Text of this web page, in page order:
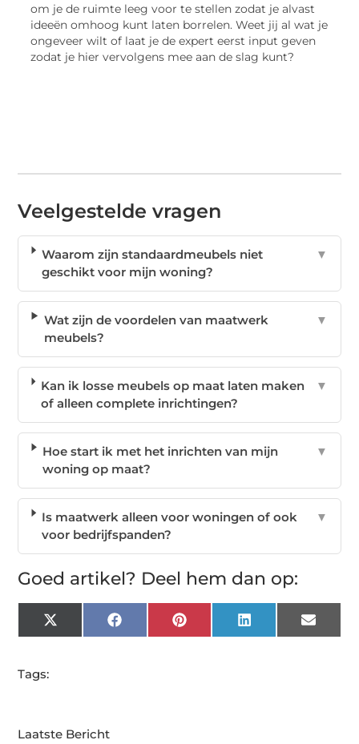
om je de ruimte leeg voor te stellen zodat je alvast
ideeën omhoog kunt laten borrelen. Weet jij al wat je
ongeveer wilt of laat je de expert eerst input geven
zodat je hier vervolgens mee aan de slag kunt?
Veelgestelde vragen
Waarom zijn standaardmeubels niet
geschikt voor mijn woning?
▼
Wat zijn de voordelen van maatwerk
meubels?
▼
Kan ik losse meubels op maat laten maken
of alleen complete inrichtingen?
▼
Hoe start ik met het inrichten van mijn
woning op maat?
▼
Is maatwerk alleen voor woningen of ook
voor bedrijfspanden?
▼
Goed artikel? Deel hem dan op:
X
(Twitter)
FacebookPinterest LinkedIn Email
Tags:
Laatste Bericht